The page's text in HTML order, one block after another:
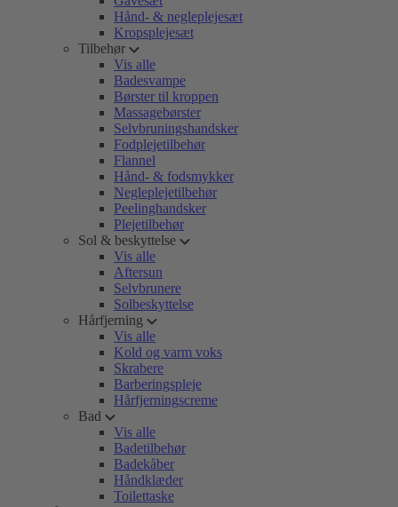
Hånd- & negleplejesæt
Kropsplejesæt
Tilbehør
Vis alle
Badesvampe
Børster til kroppen
Massagebørster
Selvbruningshandsker
Fodplejetilbehør
Flannel
Hånd- & fodsmykker
Negleplejetilbehør
Peelinghandsker
Plejetilbehør
Sol & beskyttelse
Vis alle
Aftersun
Selvbrunere
Solbeskyttelse
Hårfjerning
Vis alle
Kold og varm voks
Skrabere
Barberingspleje
Hårfjerningscreme
Bad
Vis alle
Badetilbehør
Badekåber
Håndklæder
Toilettaske